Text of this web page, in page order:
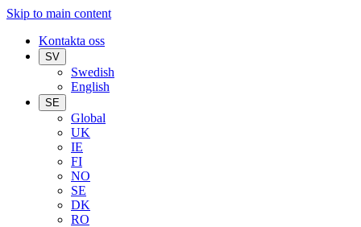
Skip to main content
Kontakta oss
SV
Swedish
English
SE
Global
UK
IE
FI
NO
SE
DK
RO